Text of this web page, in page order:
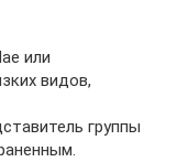
или
видов,
группы